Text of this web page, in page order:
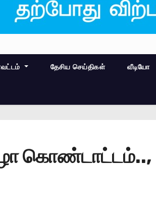
தேசிய செய்திகள் வீடியோ
கொண்டாட்டம்..,